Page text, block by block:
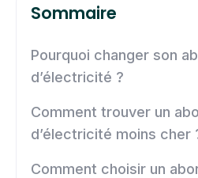
Sommaire
Pourquoi changer son
d’électricité ?
Comment trouver un
d’électricité moins cher
Comment choisir un